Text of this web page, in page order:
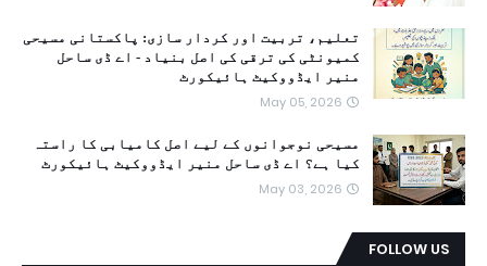
تعلیم، تربیت اور کردار سازی: پاکستانی مسیحی
کمیونٹی کی ترقی کی اصل بنیاد - اے ڈی ساحل
منیر ایڈووکیٹ ہائیکورٹ
May 05, 2026
مسیحی نوجوانوں کے لیے اصل کامیابی کا راستہ
کیا ہے؟ اے ڈی ساحل منیر ایڈووکیٹ ہائیکورٹ
May 03, 2026
FOLLOW US